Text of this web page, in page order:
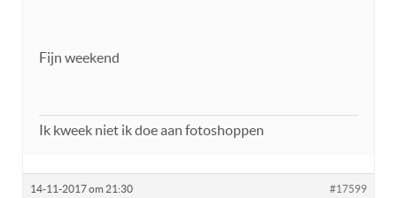
Fijn weekend
Ik kweek niet ik doe aan fotoshoppen
14-11-2017 om 21:30 #17599